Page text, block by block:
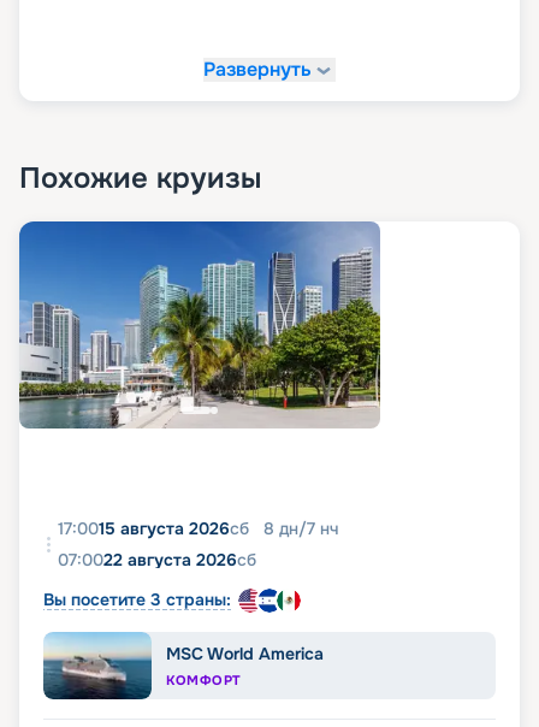
На сайте «Круиз.онлайн» рекомендуем купить
свой круиз мечты. У нас вы можете в
маршруты, схемы и планы палуб, описание,
расписание, характеристики и фото лайнера, а
также узнать цену круизов и прочитать отзывы
про них. Также на нашем сайте в пару кликов вы
можете оформить путевку в любое путешествие
в 2026 - 2027 гг. Рады напомнить, что благодаря
возможностям раннего бронирования вы
можете сделать ваше путешествие еще и
выгодным.
Развернуть
Похожие круизы
17:0015 августа 2026сб 8 дн/7 нч
07:0022 августа 2026сб
Вы посетите 3 страны:
MSC World America
КОМФОРТ